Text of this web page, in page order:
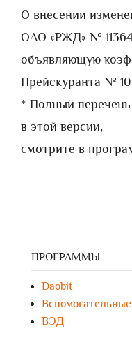
О внесении
ОАО «РЖД» № 11364
объявляющую
Прейскуранта №
* Полный
в этой версии,
смотрите в
ПРОГРАММЫ
Daobit
ВЭД